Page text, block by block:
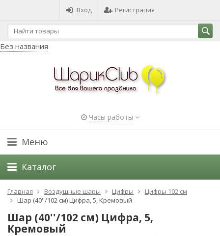
Вход Регистрация
Без названия
Часы работы
Меню
Каталог
Главная Воздушные шары Цифры
Цифры 102 см
Шар (40''/102 см) Цифра, 5, Кремовый
Шар (40''/102 см) Цифра, 5,
Кремовый